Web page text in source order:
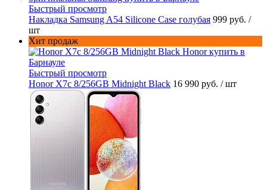
Быстрый просмотр
Накладка Samsung A54 Silicone Case голубая 999 руб. /
шт
Хит продаж
Быстрый просмотр
Honor X7c 8/256GB Midnight Black 16 990 руб. / шт